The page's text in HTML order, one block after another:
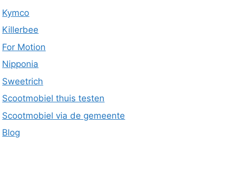
Kymco
Killerbee
For Motion
Nipponia
Sweetrich
Scootmobiel thuis testen
Scootmobiel via de gemeente
Blog